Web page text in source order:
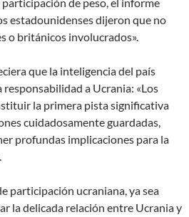
estadounidenses dijeron que no
o británicos involucrados».
que la inteligencia del país
a Ucrania: «Los
la primera pista significativa
cuidadosamente guardadas,
profundas implicaciones para la
participación ucraniana, ya sea
la delicada relación entre Ucrania y